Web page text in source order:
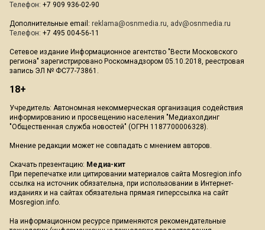
Телефон: +7 909 936-02-90
Дополнительные email: reklama@osnmedia.ru, adv@osnmedia.ru
Телефон: +7 495 004-56-11
Сетевое издание Информационное агентство "Вести Московского
региона" зарегистрировано Роскомнадзором 05.10.2018, реестровая
запись ЭЛ № ФС77-73861.
18+
Учредитель: Автономная некоммерческая организация содействия
информированию и просвещению населения "Медиахолдинг
"Общественная служба новостей" (ОГРН 1187700006328).
Мнение редакции может не совпадать с мнением авторов.
Скачать презентацию: Медиа-кит
При перепечатке или цитировании материалов сайта Mosregion.info
ссылка на источник обязательна, при использовании в Интернет-
изданиях и на сайтах обязательна прямая гиперссылка на сайт
Mosregion.info.
На информационном ресурсе применяются рекомендательные